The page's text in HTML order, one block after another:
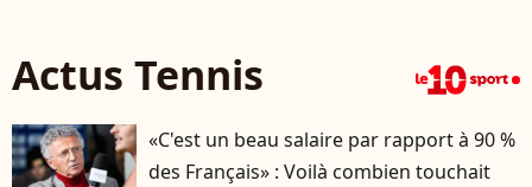
Actus Tennis
«C'est un beau salaire par rapport à 90 %
des Français» : Voilà combien touchait